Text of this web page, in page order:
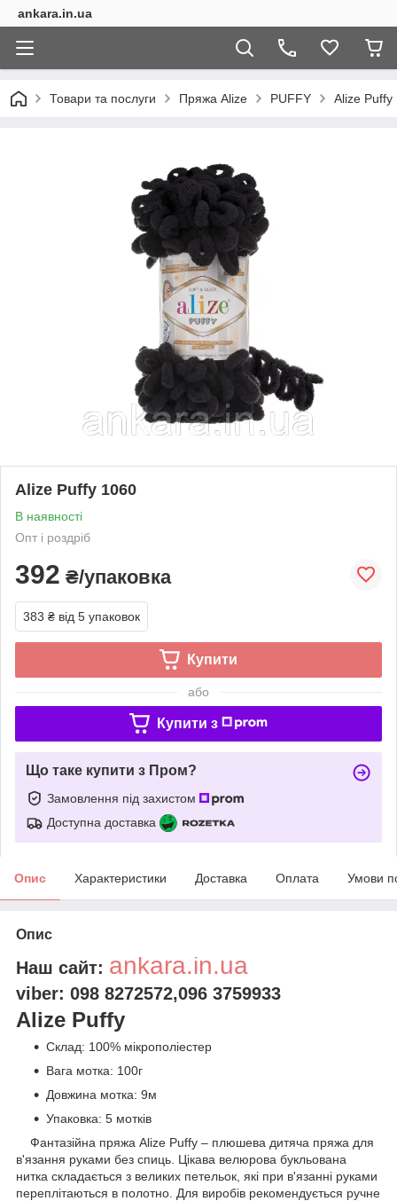
ankara.in.ua
Товари та послуги Пряжа Alize PUFFY Alize Puffy
Alize Puffy 1060
В наявності
Опт і роздріб
392 ₴/упаковка
383 ₴ від 5 упаковок
Купити
або
Купити з
Що таке купити з Пром?
Замовлення під захистом
Доступна доставка
Опис Характеристики Доставка Оплата Умови
Опис
Наш сайт: ankara.in.ua
viber: 098 8272572,096 3759933
Alize Puffy
Склад: 100% мікрополіестер
Вага мотка: 100г
Довжина мотка: 9м
Упаковка: 5 мотків
Фантазійна пряжа Alize Puffy – плюшева дитяча пряжа для
в'язання руками без спиць. Цікава велюрова букльована
нитка складається з великих петельок, які при в'язанні руками
переплітаються в полотно. Для виробів рекомендується ручне